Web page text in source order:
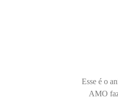
Esse é o
AMO